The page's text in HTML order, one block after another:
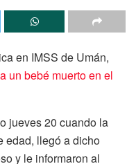
en IMSS de Umán,
un bebé muerto en el
jueves 20 cuando la
edad, llegó a dicho
y le informaron al